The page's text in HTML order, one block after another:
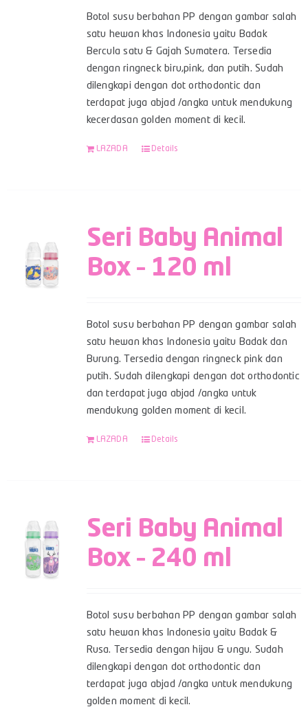
Botol susu berbahan PP dengan gambar salah
satu hewan khas Indonesia yaitu Badak
Bercula satu & Gajah Sumatera. Tersedia
dengan ringneck biru,pink, dan putih. Sudah
dilengkapi dengan dot orthodontic dan
terdapat juga abjad /angka untuk mendukung
kecerdasan golden moment di kecil.
LAZADA Details
Seri Baby Animal
Box – 120 ml
Botol susu berbahan PP dengan gambar salah
satu hewan khas Indonesia yaitu Badak dan
Burung. Tersedia dengan ringneck pink dan
putih. Sudah dilengkapi dengan dot orthodontic
dan terdapat juga abjad /angka untuk
mendukung golden moment di kecil.
LAZADA Details
Seri Baby Animal
Box – 240 ml
Botol susu berbahan PP dengan gambar salah
satu hewan khas Indonesia yaitu Badak &
Rusa. Tersedia dengan hijau & ungu. Sudah
dilengkapi dengan dot orthodontic dan
terdapat juga abjad /angka untuk mendukung
golden moment di kecil.